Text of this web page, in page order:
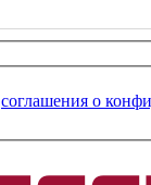
соглашения о